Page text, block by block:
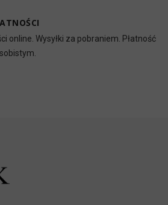
online. Wysyłki za pobraniem. Płatność